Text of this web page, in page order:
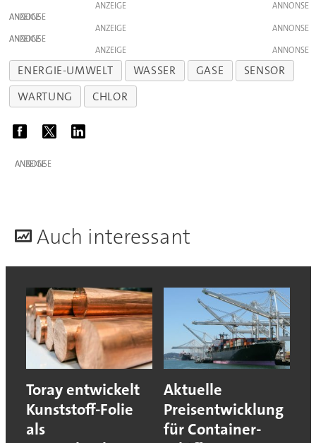
ANZEIGE
ANZEIGE
ANZEIGE
ANZEIGE
ANZEIGE
ENERGIE-UMWELT WASSER GASE
SENSOR
WARTUNG
CHLOR
ANZEIGE
Auch interessant
Toray entwickelt
Kunststoff-Folie
als
Aktuelle
Preisentwicklung
für Container-